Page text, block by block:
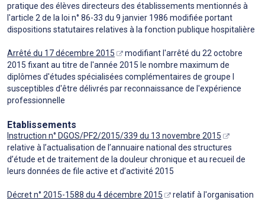
pratique des élèves directeurs des établissements mentionnés à
l'article 2 de la loi n° 86-33 du 9 janvier 1986 modifiée portant
dispositions statutaires relatives à la fonction publique hospitalière
Arrêté du 17 décembre 2015
modifiant l'arrêté du 22 octobre
2015 fixant au titre de l'année 2015 le nombre maximum de
diplômes d'études spécialisées complémentaires de groupe I
susceptibles d'être délivrés par reconnaissance de l'expérience
professionnelle
Etablissements
Instruction n° DGOS/PF2/2015/339 du 13 novembre 2015
relative à l’actualisation de l’annuaire national des structures
d’étude et de traitement de la douleur chronique et au recueil de
leurs données de file active et d’activité 2015
Décret n° 2015-1588 du 4 décembre 2015
relatif à l'organisation